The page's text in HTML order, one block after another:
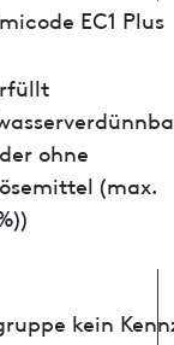
EC1 Plus
ohne
(max.
kein